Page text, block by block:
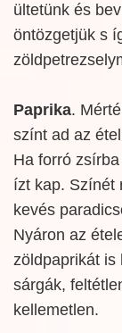
ültetünk és
öntözgetjük s
Paprika.
színt ad az
Ha forró
ízt kap. Színét
kevés
Nyáron az
zöldpaprikát is
sárgák,
kellemetlen.